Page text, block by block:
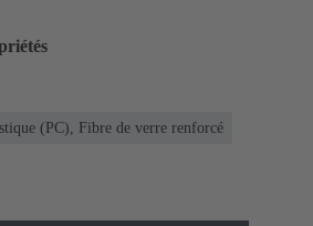
(PC), Fibre de verre renforcé